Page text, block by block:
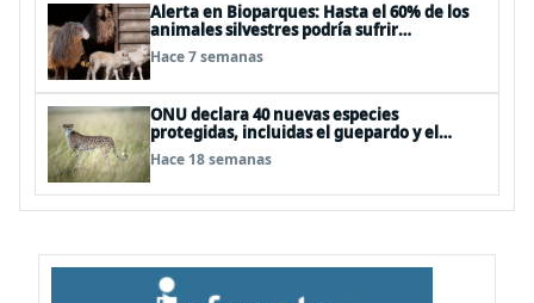
Alerta en Bioparques: Hasta el 60% de los
animales silvestres podría sufrir
desnutrición por dietas mal formuladas
Hace 7 semanas
ONU declara 40 nuevas especies
protegidas, incluidas el guepardo y el
tiburón martillo
Hace 18 semanas